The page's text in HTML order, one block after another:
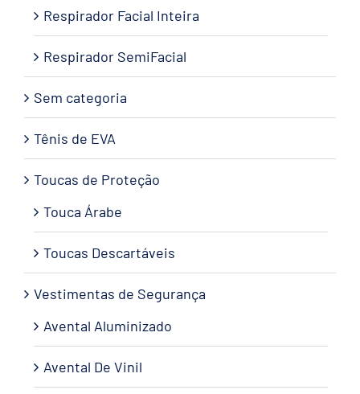
Respirador Facial Inteira
Respirador SemiFacial
Sem categoria
Tênis de EVA
Toucas de Proteção
Touca Árabe
Toucas Descartáveis
Vestimentas de Segurança
Avental Aluminizado
Avental De Vinil